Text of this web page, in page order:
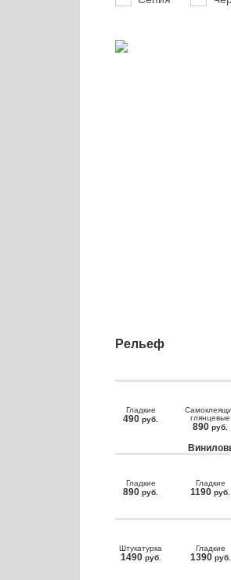
Рельеф
Гладкие
490 руб.
глянцевые
890 руб.
Гладкие
890 руб.
Гладкие
1190 руб.
Штукатурка
1490 руб.
Гладкие
1390 руб.